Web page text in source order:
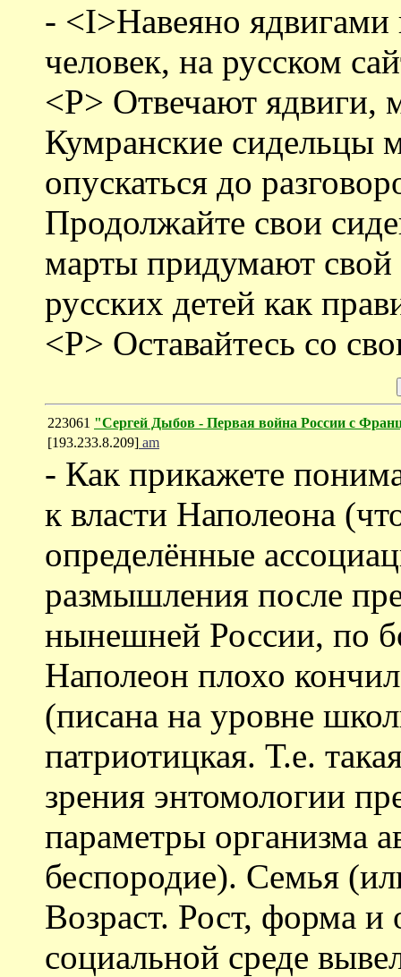
- <I>Навеяно
человек, на русском
<P> Отвечают ядвиги,
Кумранские сидельцы
опускаться до
Продолжайте свои
марты придумают свой
русских детей как
<P> Оставайтесь со
223061 "Сергей Дыбов - Первая война России с
[193.233.8.209] am
- Как прикажете
к власти Наполеона
определённые
размышления после
нынешней России, по
Наполеон плохо
(писана на уровне
патриотицкая. Т.е.
зрения энтомологии
параметры организма
беспородие). Семья
Возраст. Рост, форма
социальной среде